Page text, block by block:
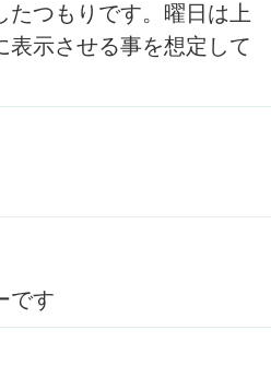
たつもりです。曜日は上
表示させる事を想定して
です